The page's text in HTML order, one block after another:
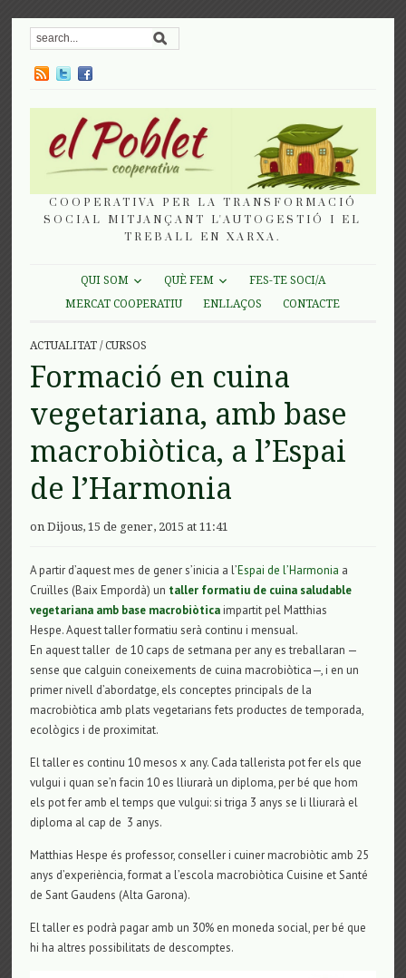
COOPERATIVA PER LA TRANSFORMACIÓ
SOCIAL MITJANÇANT L'AUTOGESTIÓ I EL
TREBALL EN XARXA.
QUI SOM QUÈ FEM
FES-TE SOCI/A
MERCAT COOPERATIU
ENLLAÇOS CONTACTE
ACTUALITAT /CURSOS
Formació en cuina
vegetariana, amb base
macrobiòtica, a l’Espai
de l’Harmonia
on Dijous, 15 de gener, 2015 at 11:41
A partir d’aquest mes de gener s’inicia a l’Espai de l’Harmonia a
Cruïlles (Baix Empordà) un taller formatiu de cuina saludable
vegetariana amb base macrobiòticaimpartit pel Matthias
Hespe. Aquest taller formatiu serà continu i mensual.
En aquest taller de 10 caps de setmana per any es treballaran —
sense que calguin coneixements de cuina macrobiòtica—, i en un
primer nivell d’abordatge, els conceptes principals de la
macrobiòtica amb plats vegetarians fets productes de temporada,
ecològics i de proximitat.
El taller es continu 10 mesos x any. Cada tallerista pot fer els que
vulgui i quan se’n facin 10 es lliurarà un diploma, per bé que hom
els pot fer amb el temps que vulgui: si triga 3 anys se li lliurarà el
diploma al cap de 3 anys.
Matthias Hespe és professor, conseller i cuiner macrobiòtic amb 25
anys d’experiència, format a l’escola macrobiòtica Cuisine et Santé
de Sant Gaudens (Alta Garona).
El taller es podrà pagar amb un 30% en moneda social, per bé que
hi ha altres possibilitats de descomptes.